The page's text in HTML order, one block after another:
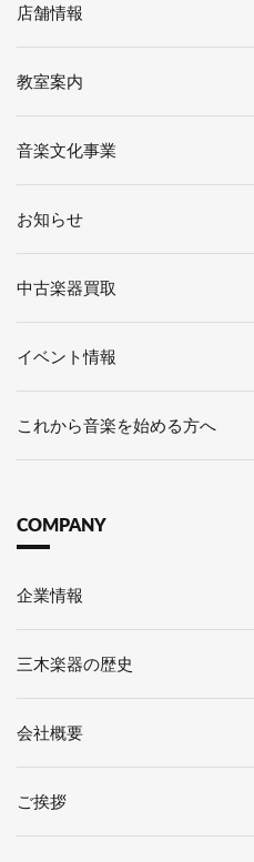
店舗情報
教室案内
音楽文化事業
お知らせ
中古楽器買取
イベント情報
これから音楽を始める方へ
COMPANY
企業情報
三木楽器の歴史
会社概要
ご挨拶